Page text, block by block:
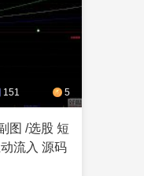
151 5
图 /选股 短
流入 源码